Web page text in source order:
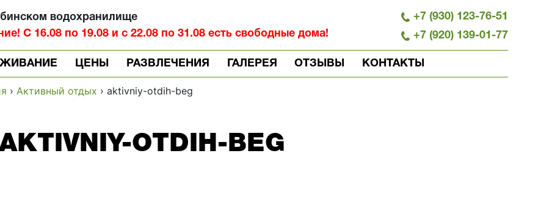
водохранилище
С 16.08 по 19.08 и с 22.08 по 31.08 есть свободные дома!
+7 (930) 123-76-51
+7 (920) 139-01-77
ЦЕНЫ РАЗВЛЕЧЕНИЯ ГАЛЕРЕЯ ОТЗЫВЫ КОНТАКТЫ
› Активный отдых › aktivniy-otdih-beg
OTDIH-BEG